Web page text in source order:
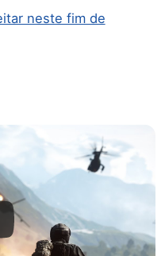
neste fim de